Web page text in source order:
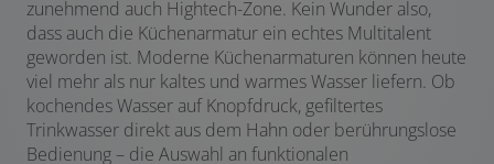
zunehmend auch Hightech-Zone. Kein Wunder also,
dass auch die Küchenarmatur ein echtes Multitalent
geworden ist. Moderne Küchenarmaturen können heute
viel mehr als nur kaltes und warmes Wasser liefern. Ob
kochendes Wasser auf Knopfdruck, gefiltertes
Trinkwasser direkt aus dem Hahn oder berührungslose
Bedienung – die Auswahl an funktionalen